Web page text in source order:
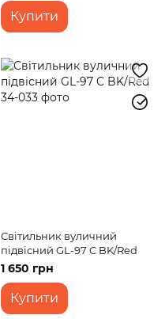
Купити
Світильник вуличний
підвісний GL-97 C BK/Red
1 650 грн
Купити